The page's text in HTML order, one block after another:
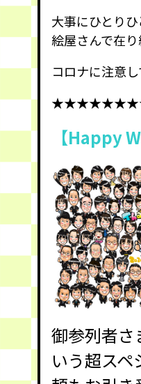
大事にひとり
絵屋さんで在
コロナに注意
【Happy
御参列者さ
いう超ス